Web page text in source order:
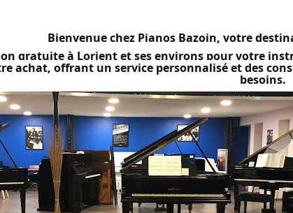
Bienvenue chez Pianos Bazoin, votre
gratuite à Lorient et ses environs pour votre
achat, offrant un service personnalisé et des
besoins.